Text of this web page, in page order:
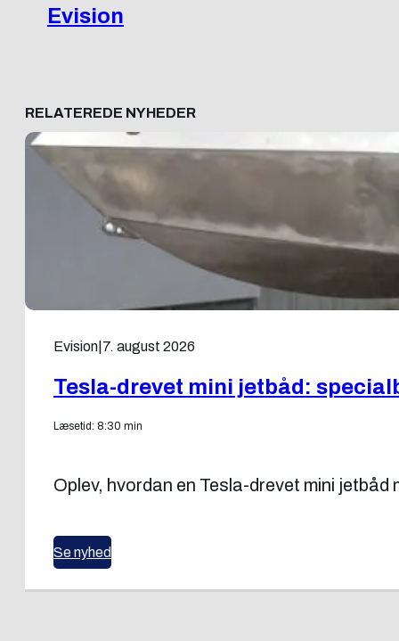
Evision
RELATEREDE NYHEDER
Evision 7. august 2026
Tesla-drevet mini jetbåd:
Læsetid: 8:30 min
Oplev, hvordan en Tesla-drevet mini
Se nyhed